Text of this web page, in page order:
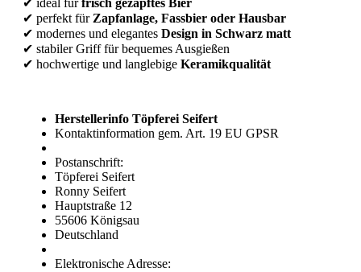
✔ ideal fürfrisch gezapftes Bier
✔ perfekt für Zapfanlage, Fassbier oder Hausbar
✔ modernes und elegantes Design in Schwarz matt
✔ stabiler Griff für bequemes Ausgießen
✔ hochwertige und langlebige Keramikqualität
Herstellerinfo Töpferei Seifert
Kontaktinformation gem. Art. 19 EU GPSR
Postanschrift:
Töpferei Seifert
Ronny Seifert
Hauptstraße 12
55606 Königsau
Deutschland
Elektronische Adresse: